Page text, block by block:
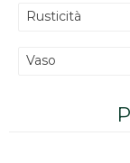
Rusticità
Vaso